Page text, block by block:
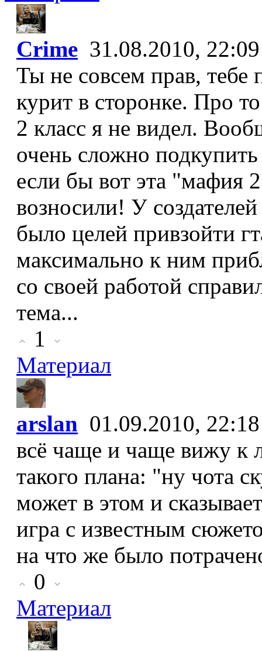
Crime 31.08.2010, 22:09
Ты не совсем прав, тебе
курит в сторонке. Про
2 класс я не видел.
очень сложно
если бы вот эта "мафия
возносили! У
было целей привзойти
максимально к ним
со своей работой
тема...
1
Материал
arslan 01.09.2010, 22:18
всё чаще и чаще вижу к
такого плана: "ну чота
может в этом и
игра с известным
на что же было
0
Материал